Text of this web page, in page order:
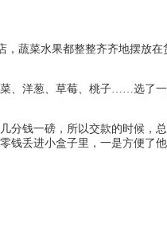
蔬菜水果都整整齐齐地摆放
洋葱、草莓、桃子……选了
钱一磅，所以交款的时候，
丢进小盒子里，一是方便了